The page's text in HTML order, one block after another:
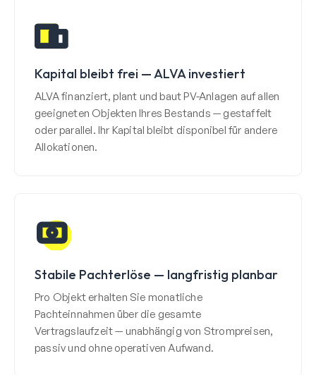
Kapital bleibt frei — ALVA investiert
ALVA finanziert, plant und baut PV-Anlagen auf allen
geeigneten Objekten Ihres Bestands — gestaffelt
oder parallel. Ihr Kapital bleibt disponibel für andere
Allokationen.
Stabile Pachterlöse — langfristig planbar
Pro Objekt erhalten Sie monatliche
Pachteinnahmen über die gesamte
Vertragslaufzeit — unabhängig von Strompreisen,
passiv und ohne operativen Aufwand.